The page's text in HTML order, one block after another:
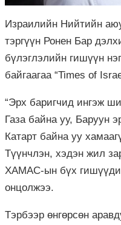
Израилийн Нийтийн
тэргүүн Ронен Бар
бүлэглэлийн гишүүн
байгаагаа “Times of
“Эрх баригчид ингэж
Газа байна уу, Баруун
Катарт байна уу
Түүнчлэн, хэдэн жил
ХАМАС-ын бүх
онцолжээ.
Тэрбээр өнгөрсөн